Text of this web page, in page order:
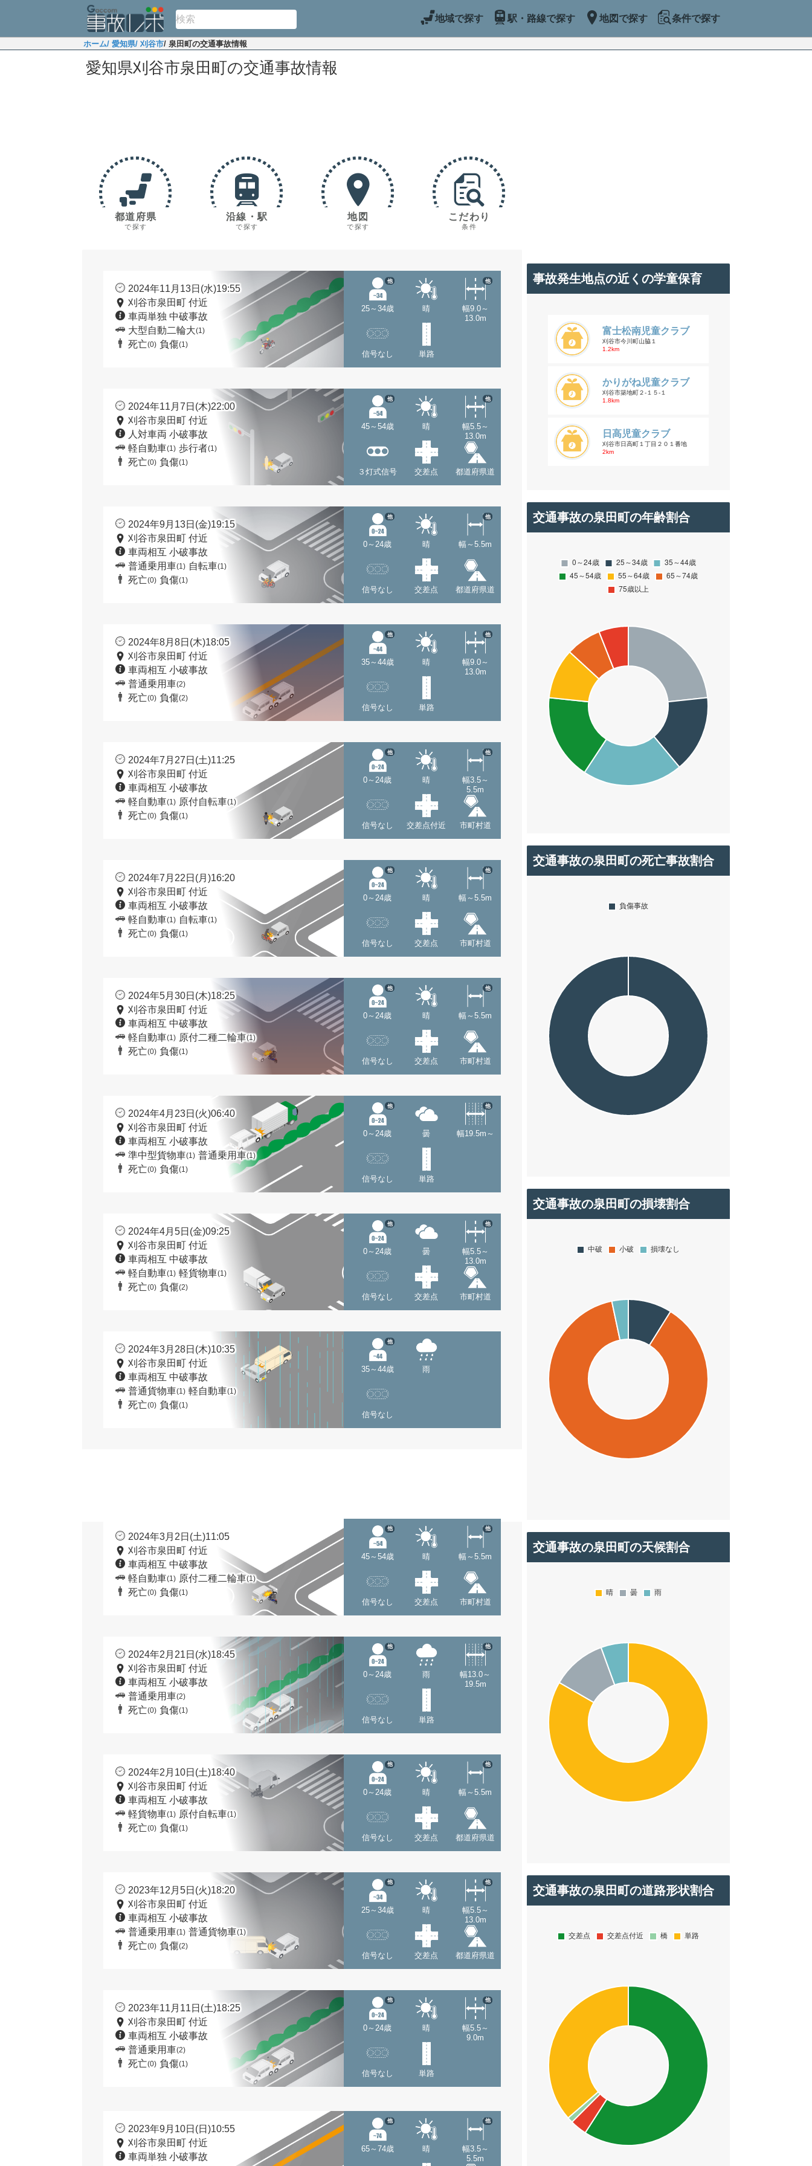
地域で探す 駅・路線で探す 地図で探す 条件で探す
ホーム/ 愛知県/ 刈谷市/ 泉田町の交通事故情報
愛知県刈谷市泉田町の交通事故情報
都道府県
で探す
沿線・駅
で探す
地図
で探す
こだわり
条件
2024年11月13日(水)19:55
刈谷市泉田町 付近
車両単独 中破事故
大型自動二輪大(1)
死亡(0) 負傷(1)
25～34歳
他
晴
幅9.0～
13.0m
他
信号なし 単路
2024年11月7日(木)22:00
刈谷市泉田町 付近
人対車両 小破事故
軽自動車(1) 歩行者(1)
死亡(0) 負傷(1)
45～54歳
他
晴
幅5.5～
13.0m
他
３灯式信号 交差点 都道府県道
2024年9月13日(金)19:15
刈谷市泉田町 付近
車両相互 小破事故
普通乗用車(1) 自転車(1)
死亡(0) 負傷(1)
0～24歳
他
晴 幅～5.5m
他
信号なし 交差点 都道府県道
2024年8月8日(木)18:05
刈谷市泉田町 付近
車両相互 小破事故
普通乗用車(2)
死亡(0) 負傷(2)
35～44歳
他
晴
幅9.0～
13.0m
他
信号なし 単路
2024年7月27日(土)11:25
刈谷市泉田町 付近
車両相互 小破事故
軽自動車(1) 原付自転車(1)
死亡(0) 負傷(1)
0～24歳
他
晴
幅3.5～
5.5m
他
信号なし 交差点付近 市町村道
2024年7月22日(月)16:20
刈谷市泉田町 付近
車両相互 小破事故
軽自動車(1) 自転車(1)
死亡(0) 負傷(1)
0～24歳
他
晴 幅～5.5m
他
信号なし 交差点 市町村道
2024年5月30日(木)18:25
刈谷市泉田町 付近
車両相互 中破事故
軽自動車(1) 原付二種二輪車(1)
死亡(0) 負傷(1)
0～24歳
他
晴 幅～5.5m
他
信号なし 交差点 市町村道
2024年4月23日(火)06:40
刈谷市泉田町 付近
車両相互 小破事故
準中型貨物車(1) 普通乗用車(1)
死亡(0) 負傷(1)
0～24歳
他
曇 幅19.5m～
他
信号なし 単路
2024年4月5日(金)09:25
刈谷市泉田町 付近
車両相互 中破事故
軽自動車(1) 軽貨物車(1)
死亡(0) 負傷(2)
0～24歳
他
曇
幅5.5～
13.0m
他
信号なし 交差点 市町村道
2024年3月28日(木)10:35
刈谷市泉田町 付近
車両相互 中破事故
普通貨物車(1) 軽自動車(1)
死亡(0) 負傷(1)
35～44歳
他
雨
信号なし
2024年3月2日(土)11:05
刈谷市泉田町 付近
車両相互 中破事故
軽自動車(1) 原付二種二輪車(1)
死亡(0) 負傷(1)
45～54歳
他
晴 幅～5.5m
他
信号なし 交差点 市町村道
2024年2月21日(水)18:45
刈谷市泉田町 付近
車両相互 小破事故
普通乗用車(2)
死亡(0) 負傷(1)
0～24歳
他
雨
幅13.0～
19.5m
他
信号なし 単路
2024年2月10日(土)18:40
刈谷市泉田町 付近
車両相互 小破事故
軽貨物車(1) 原付自転車(1)
死亡(0) 負傷(1)
0～24歳
他
晴 幅～5.5m
他
信号なし 交差点 都道府県道
2023年12月5日(火)18:20
刈谷市泉田町 付近
車両相互 小破事故
普通乗用車(1) 普通貨物車(1)
死亡(0) 負傷(2)
25～34歳
他
晴
幅5.5～
13.0m
他
信号なし 交差点 都道府県道
2023年11月11日(土)18:25
刈谷市泉田町 付近
車両相互 小破事故
普通乗用車(2)
死亡(0) 負傷(1)
0～24歳
他
晴
幅5.5～
9.0m
他
信号なし 単路
2023年9月10日(日)10:55
刈谷市泉田町 付近
車両単独 小破事故
65～74歳
他
晴
幅3.5～
5.5m
他
事故発生地点の近くの学童保育
富士松南児童クラブ
刈谷市今川町山脇１
1.2km
かりがね児童クラブ
刈谷市築地町２-１５-１
1.8km
日高児童クラブ
刈谷市日高町１丁目２０１番地
2km
交通事故の泉田町の年齢割合
交通事故の泉田町の死亡事故割合
交通事故の泉田町の損壊割合
交通事故の泉田町の天候割合
交通事故の泉田町の道路形状割合